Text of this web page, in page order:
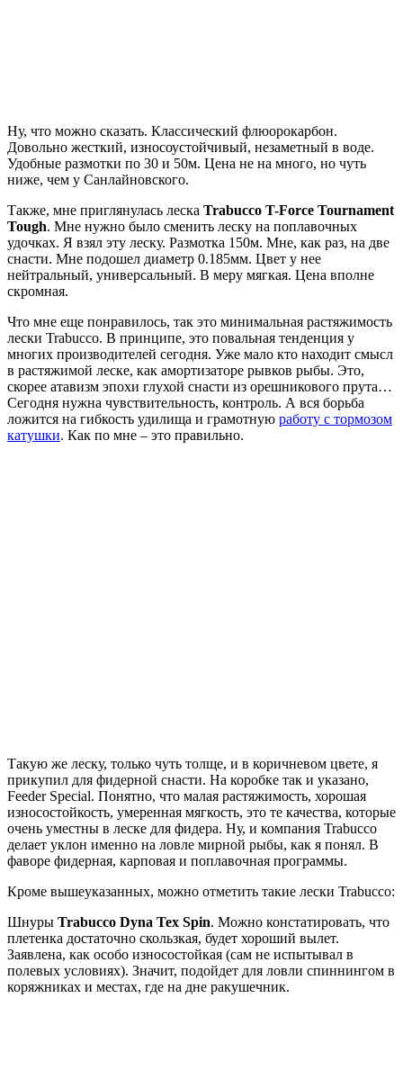
Ну, что можно сказать. Классический флюорокарбон.
Довольно жесткий, износоустойчивый, незаметный в воде.
Удобные размотки по 30 и 50м. Цена не на много, но чуть
ниже, чем у Санлайновского.
Также, мне приглянулась леска Trabucco T-Force Tournament
Tough. Мне нужно было сменить леску на поплавочных
удочках. Я взял эту леску. Размотка 150м. Мне, как раз, на две
снасти. Мне подошел диаметр 0.185мм. Цвет у нее
нейтральный, универсальный. В меру мягкая. Цена вполне
скромная.
Что мне еще понравилось, так это минимальная растяжимость
лески Trabucco. В принципе, это повальная тенденция у
многих производителей сегодня. Уже мало кто находит смысл
в растяжимой леске, как амортизаторе рывков рыбы. Это,
скорее атавизм эпохи глухой снасти из орешникового прута…
Сегодня нужна чувствительность, контроль. А вся борьба
ложится на гибкость удилища и грамотную работу с тормозом
катушки. Как по мне – это правильно.
Такую же леску, только чуть толще, и в коричневом цвете, я
прикупил для фидерной снасти. На коробке так и указано,
Feeder Special. Понятно, что малая растяжимость, хорошая
износостойкость, умеренная мягкость, это те качества, которые
очень уместны в леске для фидера. Ну, и компания Trabucco
делает уклон именно на ловле мирной рыбы, как я понял. В
фаворе фидерная, карповая и поплавочная программы.
Кроме вышеуказанных, можно отметить такие лески Trabucco:
Шнуры Trabucco Dyna Tex Spin. Можно констатировать, что
плетенка достаточно скользкая, будет хороший вылет.
Заявлена, как особо износостойкая (сам не испытывал в
полевых условиях). Значит, подойдет для ловли спиннингом в
коряжниках и местах, где на дне ракушечник.